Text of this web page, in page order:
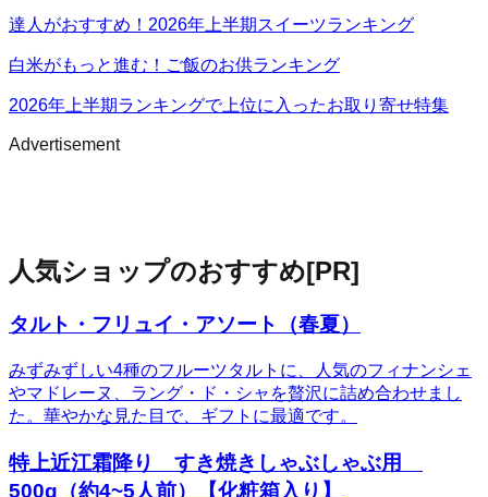
達人がおすすめ！2026年上半期スイーツランキング
白米がもっと進む！ご飯のお供ランキング
2026年上半期ランキングで上位に入ったお取り寄せ特集
Advertisement
人気ショップのおすすめ[PR]
タルト・フリュイ・アソート（春夏）
みずみずしい4種のフルーツタルトに、人気のフィナンシェ
やマドレーヌ、ラング・ド・シャを贅沢に詰め合わせまし
た。華やかな見た目で、ギフトに最適です。
特上近江霜降り すき焼きしゃぶしゃぶ用
500g（約4~5人前）【化粧箱入り】